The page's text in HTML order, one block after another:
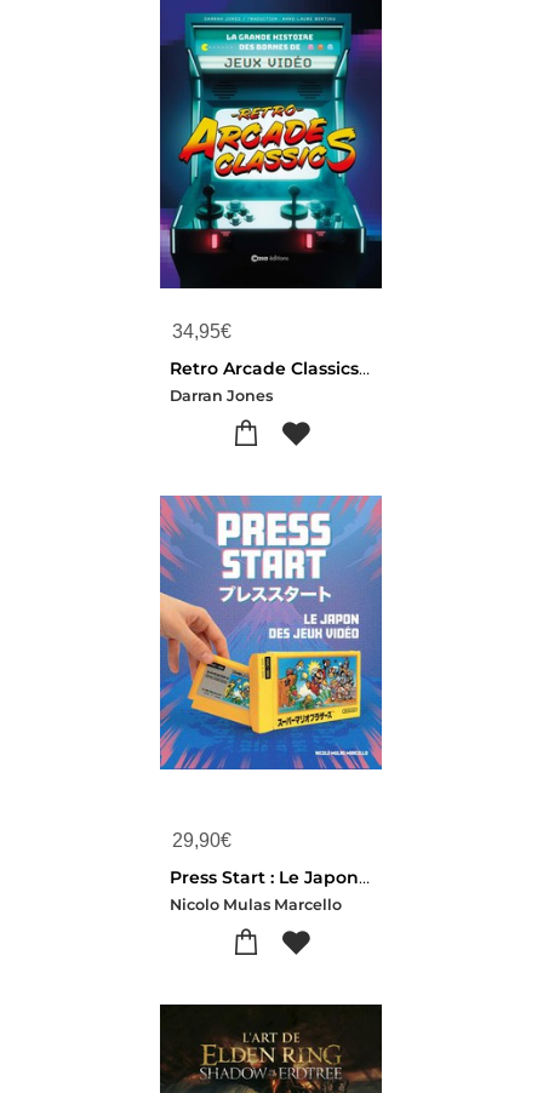
34,95€
Retro Arcade Classics : La Grande Histoire Des Bornes De Jeux Video
Darran Jones
29,90€
Press Start : Le Japon Des Jeux Video
Nicolo Mulas Marcello